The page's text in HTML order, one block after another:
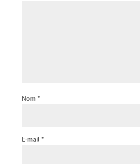
Nom *
E-mail *